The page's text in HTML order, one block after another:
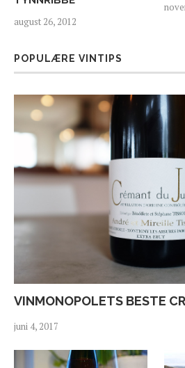
august 26, 2012
POPULÆRE VINTIPS
VINMONOPOLETS BESTE
juni 4, 2017